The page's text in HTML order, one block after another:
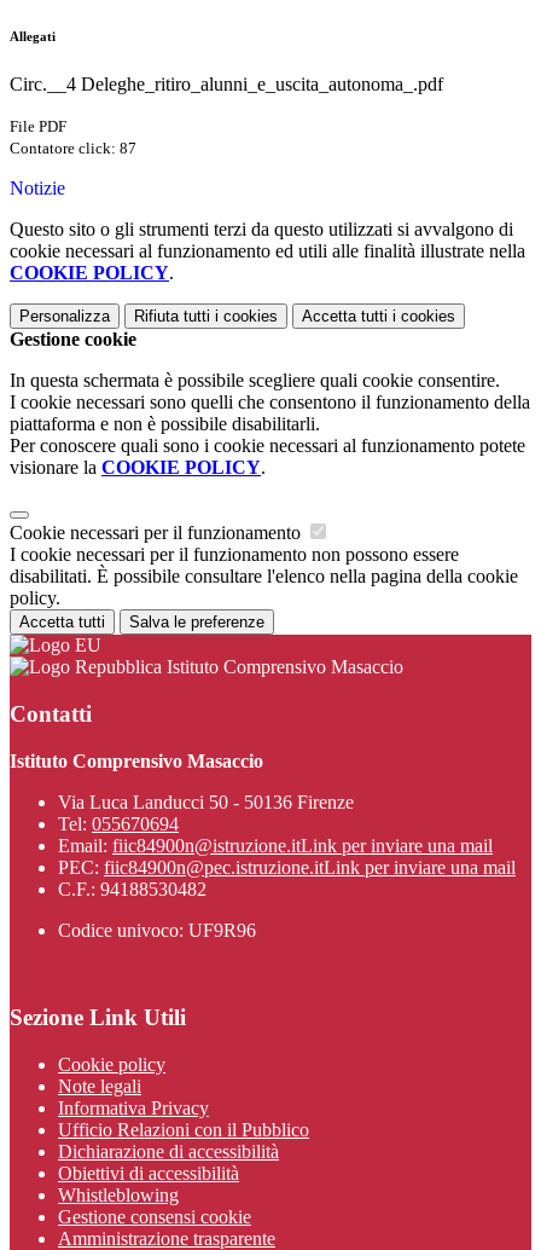
Allegati
Circ.__4 Deleghe_ritiro_alunni_e_uscita_autonoma_.pdf
File PDF
Contatore click: 87
Notizie
Questo sito o gli strumenti terzi da questo utilizzati si avvalgono di
cookie necessari al funzionamento ed utili alle finalità illustrate nella
COOKIE POLICY.
Personalizza Rifiuta tutti i cookies Accetta tutti i cookies
Gestione cookie
In questa schermata è possibile scegliere quali cookie consentire.
I cookie necessari sono quelli che consentono il funzionamento della
piattaforma e non è possibile disabilitarli.
Per conoscere quali sono i cookie necessari al funzionamento potete
visionare la COOKIE POLICY.
Cookie necessari per il funzionamento
I cookie necessari per il funzionamento non possono essere
disabilitati. È possibile consultare l'elenco nella pagina della cookie
policy.
Accetta tutti Salva le preferenze
Istituto Comprensivo Masaccio
Contatti
Istituto Comprensivo Masaccio
Via Luca Landucci 50 - 50136 Firenze
Tel: 055670694
Email: fiic84900n@istruzione.itLink per inviare una mail
PEC: fiic84900n@pec.istruzione.itLink per inviare una mail
C.F.: 94188530482
Codice univoco: UF9R96
Sezione Link Utili
Cookie policy
Note legali
Informativa Privacy
Ufficio Relazioni con il Pubblico
Dichiarazione di accessibilità
Obiettivi di accessibilità
Whistleblowing
Gestione consensi cookie
Amministrazione trasparente